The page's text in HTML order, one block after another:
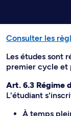
Consulter les
Les études sont
premier cycle et
Art. 6.3 Régime
L'étudiant
À temps